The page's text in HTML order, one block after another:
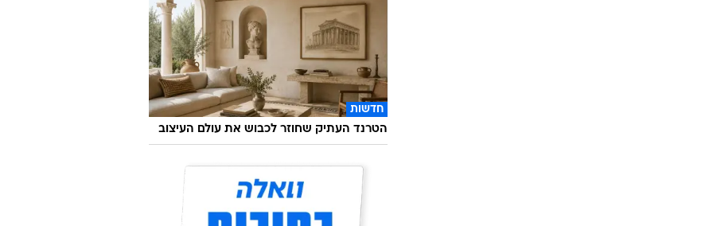
חדשות
הטרנד העתיק שחוזר לכבוש את עולם העיצוב